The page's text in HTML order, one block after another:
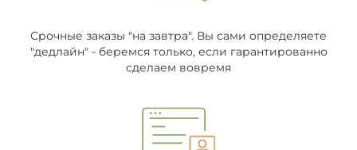
Срочные заказы "на завтра". Вы сами определяете
"дедлайн" - беремся только, если гарантированно
сделаем вовремя